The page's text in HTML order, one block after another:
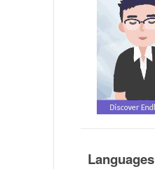
Languages